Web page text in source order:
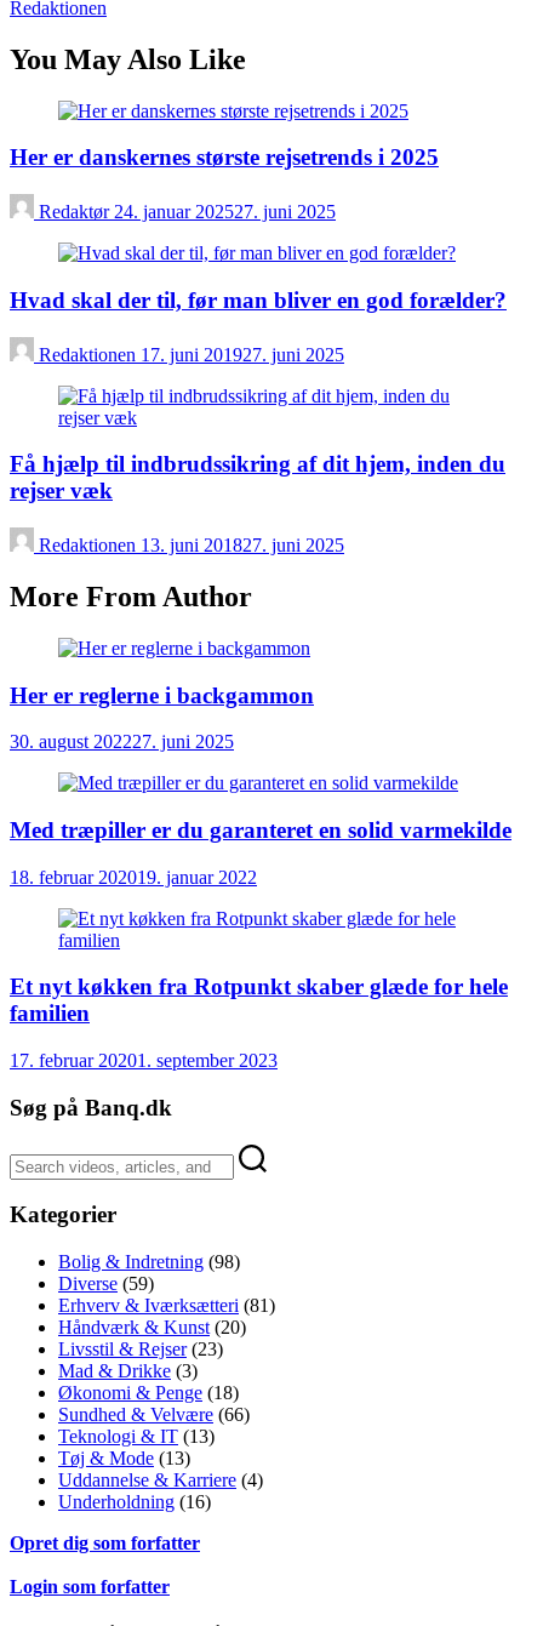
Redaktionen
You May Also Like
Her er danskernes største rejsetrends i 2025
Redaktør 24. januar 202527. juni 2025
Hvad skal der til, før man bliver en god forælder?
Redaktionen 17. juni 201927. juni 2025
Få hjælp til indbrudssikring af dit hjem, inden du
rejser væk
Redaktionen 13. juni 201827. juni 2025
More From Author
Her er reglerne i backgammon
30. august 202227. juni 2025
Med træpiller er du garanteret en solid varmekilde
18. februar 202019. januar 2022
Et nyt køkken fra Rotpunkt skaber glæde for hele
familien
17. februar 20201. september 2023
Søg på Banq.dk
Kategorier
Bolig & Indretning (98)
Diverse (59)
Erhverv & Iværksætteri (81)
Håndværk & Kunst (20)
Livsstil & Rejser(23)
Mad & Drikke (3)
Økonomi & Penge (18)
Sundhed & Velvære (66)
Teknologi & IT (13)
Tøj & Mode (13)
Uddannelse & Karriere (4)
Underholdning (16)
Opret dig som forfatter
Login som forfatter